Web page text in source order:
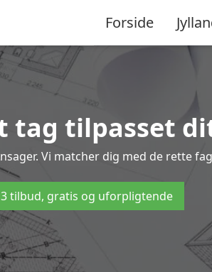
Forside
tag tilpasset
Vi matcher dig med de rette
3 tilbud, gratis og uforpligtende